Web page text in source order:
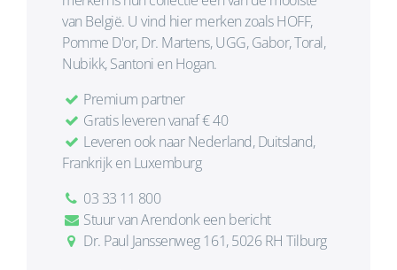
van België. U vind hier merken zoals HOFF,
Pomme D'or, Dr. Martens, UGG, Gabor, Toral,
Nubikk, Santoni en Hogan.
Premium partner
Gratis leveren vanaf € 40
Leveren ook naar Nederland, Duitsland,
Frankrijk en Luxemburg
03 33 11 800
Stuur van Arendonk een bericht
Dr. Paul Janssenweg 161, 5026 RH Tilburg